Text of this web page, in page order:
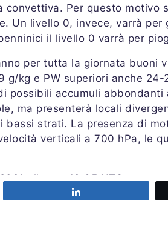
convettiva. Per questo motivo
Un livello 0, invece, varrà per
il livello 0 varrà per
per tutta la giornata buoni
g/kg e PW superiori anche 24-
possibili accumuli abbondanti
ma presenterà locali
bassi strati. La presenza di
verticali a 700 hPa, le
alle ore 19:05 UTC